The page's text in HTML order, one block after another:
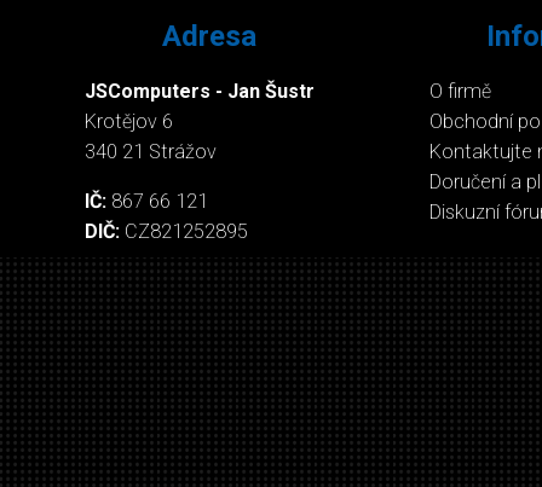
Adresa
JSComputers - Jan Šustr
Krotějov 6
340 21 Strážov
IČ: 867 66 121
DIČ: CZ821252895
O firmě
Obchodní
Kontaktujte
Doručení a
Diskuzní